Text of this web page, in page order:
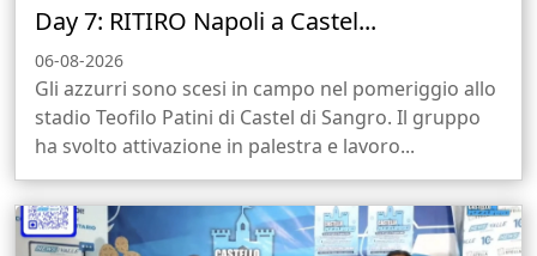
Day 7: RITIRO Napoli a Castel...
06-08-2026
Gli azzurri sono scesi in campo nel pomeriggio allo
stadio Teofilo Patini di Castel di Sangro. Il gruppo
ha svolto attivazione in palestra e lavoro...